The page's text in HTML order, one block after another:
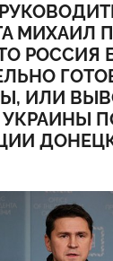
МИХАИЛ
РОССИЯ
ИЛИ